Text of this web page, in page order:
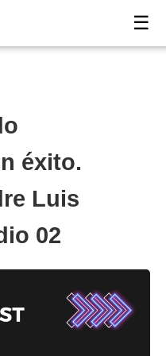
☰
éxito.
Luis
02